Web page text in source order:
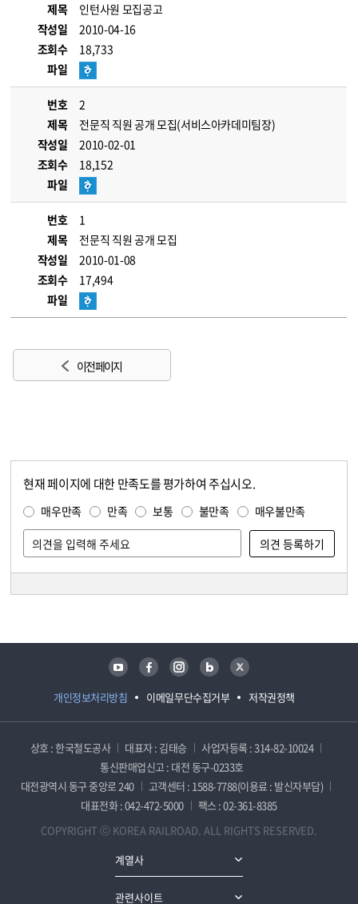
제목
인턴사원 모집공고
작성일
2010-04-16
조회수
18,733
파일
번호
2
제목
전문직 직원 공개 모집(서비스아카데미팀장)
작성일
2010-02-01
조회수
18,152
파일
번호
1
제목
전문직 직원 공개 모집
작성일
2010-01-08
조회수
17,494
파일
이전 페이지
현재 페이지에 대한 만족도를 평가하여 주십시오.
매우만족 만족 보통 불만족 매우불만족
개인정보처리방침 이메일무단수집거부 저작권정책
유튜브 페이스북 인스타그램 블로그 트위터
상호 : 한국철도공사 대표자 : 김태승
사업자등록 : 314-82-10024
통신판매업신고 : 대전 동구-0233호
대전광역시 동구 중앙로 240
고객센터 : 1588-7788(이용료 : 발신자부담)
대표전화 : 042-472-5000
팩스 : 02-361-8385
COPYRIGHT ⓒ KOREA RAILROAD. ALL RIGHTS RESERVED.
계열사
관련사이트